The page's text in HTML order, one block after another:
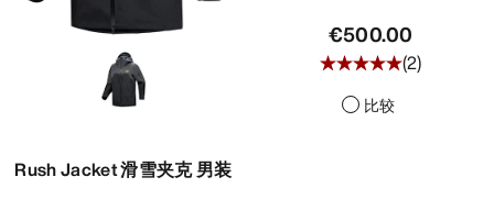
Rush Jacket 滑雪夹克 男装
€500.00
(2)
比较